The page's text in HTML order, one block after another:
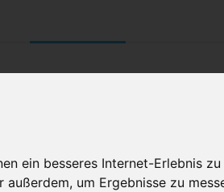
ein besseres Internet-Erlebnis
um Ergebnisse zu